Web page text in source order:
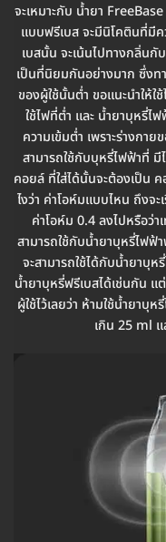
จะเหมาะกับ น้ำยา
แบบฟรีเบส จะมีนิโคตินที่มี
เบสนั้น จะเน้นไปทางกลิ่นกั
เป็นที่นิยมกันอย่างมาก ซึ่งทา
ของผู้ใช้นั้นต่ำ ขอแนะนำให้ใ
ใช้ไฟที่ต่ำ และ น้ำยาบุหรี่
ความเข้มต่ำ เพราะร่างกา
สามารถใช้กับบุหรี่ไฟฟ้าที่
คอยล์ ที่ใส่ได้นั้นจะต้องเป็น
ไงว่า ค่าโอห์มแบบไหน ถึงจะ
ค่าโอห์ม 0.4 ลงไปหรือว่
สามารถใช้กับน้ำยาบุหรี่ไฟฟ้
จะสามารถใช้ได้กับน้ำยาบุ
น้ำยาบุหรี่ฟรีเบสได้เช่นกัน แ
ผู้ใช้ไว้เลยว่า ห้ามใช้น้ำยา
เกิน 25 ml แ